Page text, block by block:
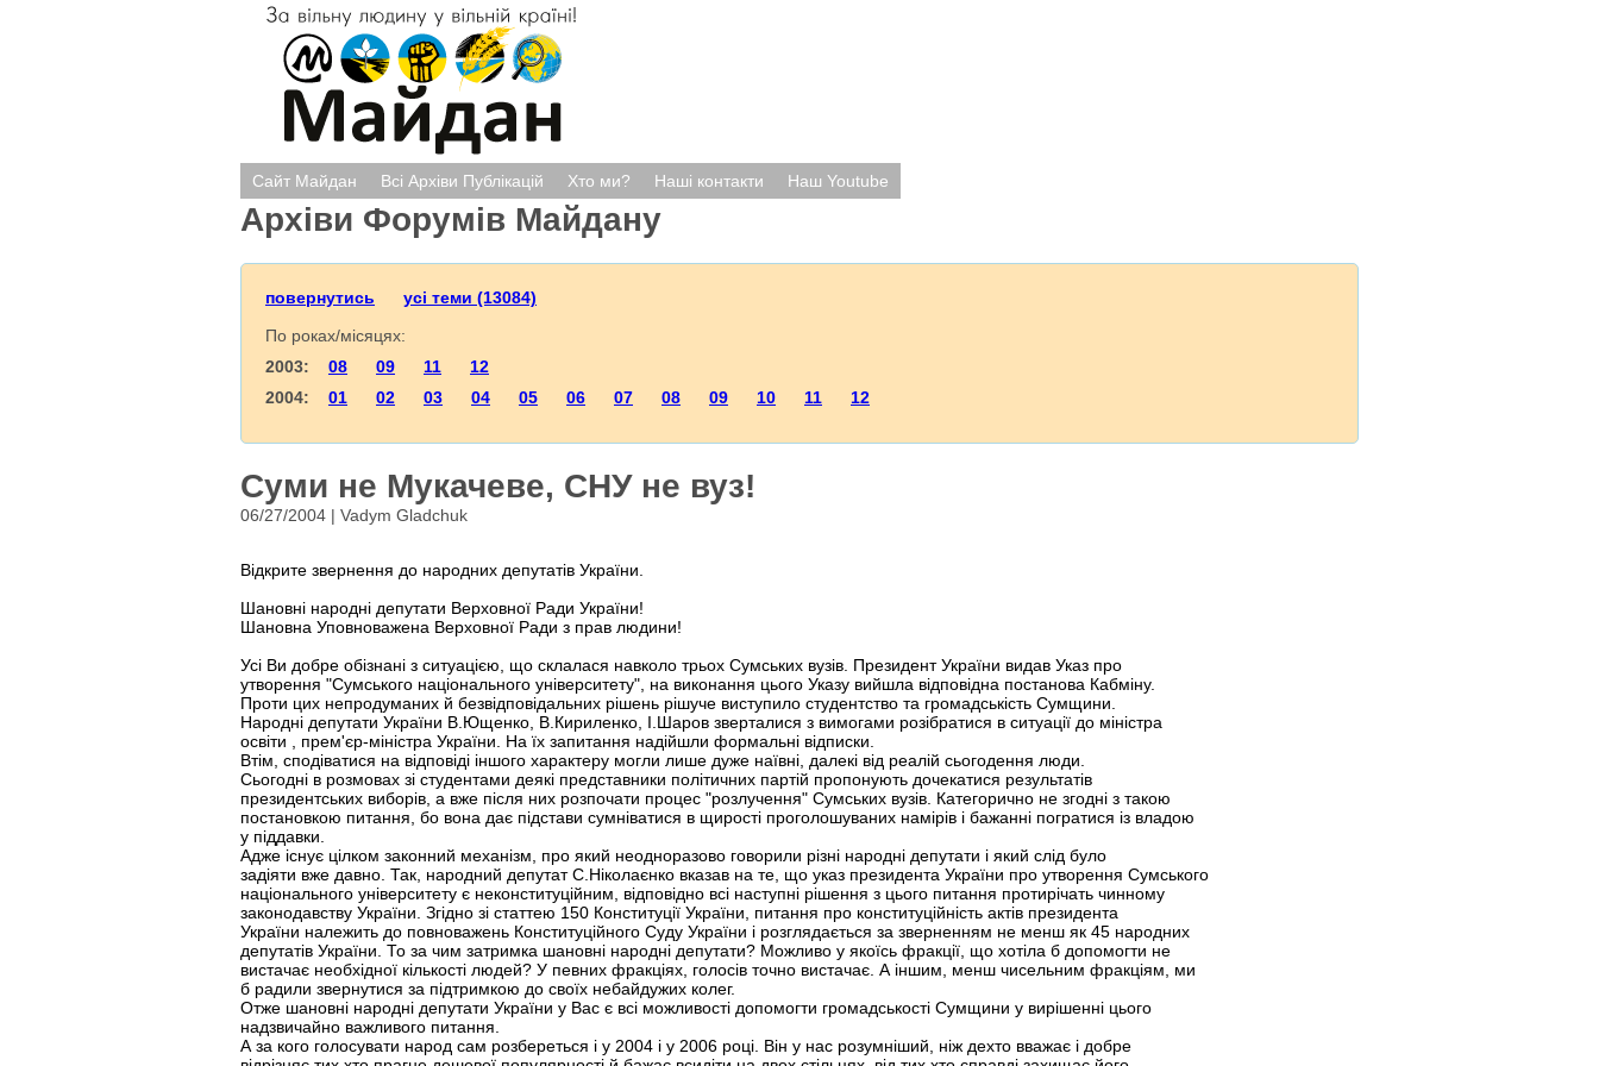
Сайт Майдан Всі Архіви Публікацій Хто ми? Наші контакти Наш Youtube
Архіви Форумів Майдану
повернутись
усі теми (13084)
По роках/місяцях:
2003: 08 09 11
12
2004: 01 02 03 04 05 06 07 08 09 10 11 12
Суми не Мукачеве, СНУ не вуз!
06/27/2004 | Vadym Gladchuk
Відкрите звернення до народних депутатів України.
Шановні народні депутати Верховної Ради України!
Шановна Уповноважена Верховної Ради з прав людини!
Усі Ви добре обізнані з ситуацією, що склалася навколо трьох Сумських вузів. Президент України видав Указ про
утворення "Сумського національного університету", на виконання цього Указу вийшла відповідна постанова Кабміну.
Проти цих непродуманих й безвідповідальних рішень рішуче виступило студентство та громадськість Сумщини.
Народні депутати України В.Ющенко, В.Кириленко, І.Шаров зверталися з вимогами розібратися в ситуації до міністра
освіти , прем'єр-міністра України. На їх запитання надійшли формальні відписки.
Втім, сподіватися на відповіді іншого характеру могли лише дуже наївні, далекі від реалій сьогодення люди.
Сьогодні в розмовах зі студентами деякі представники політичних партій пропонують дочекатися результатів
президентських виборів, а вже після них розпочати процес "розлучення" Сумських вузів. Категорично не згодні з такою
постановкою питання, бо вона дає підстави сумніватися в щирості проголошуваних намірів і бажанні погратися із владою
у піддавки.
Адже існує цілком законний механізм, про який неодноразово говорили різні народні депутати і який слід було
задіяти вже давно. Так, народний депутат С.Ніколаєнко вказав на те, що указ президента України про утворення Сумського
національного університету є неконституційним, відповідно всі наступні рішення з цього питання протирічать чинному
законодавству України. Згідно зі статтею 150 Конституції України, питання про конституційність актів президента
України належить до повноважень Конституційного Суду України і розглядається за зверненням не менш як 45 народних
депутатів України. То за чим затримка шановні народні депутати? Можливо у якоїсь фракції, що хотіла б допомогти не
вистачає необхідної кількості людей? У певних фракціях, голосів точно вистачає. А іншим, менш чисельним фракціям, ми
б радили звернутися за підтримкою до своїх небайдужих колег.
Отже шановні народні депутати України у Вас є всі можливості допомогти громадськості Сумщини у вирішенні цього
надзвичайно важливого питання.
А за кого голосувати народ сам розбереться і у 2004 і у 2006 році. Він у нас розумніший, ніж дехто вважає і добре